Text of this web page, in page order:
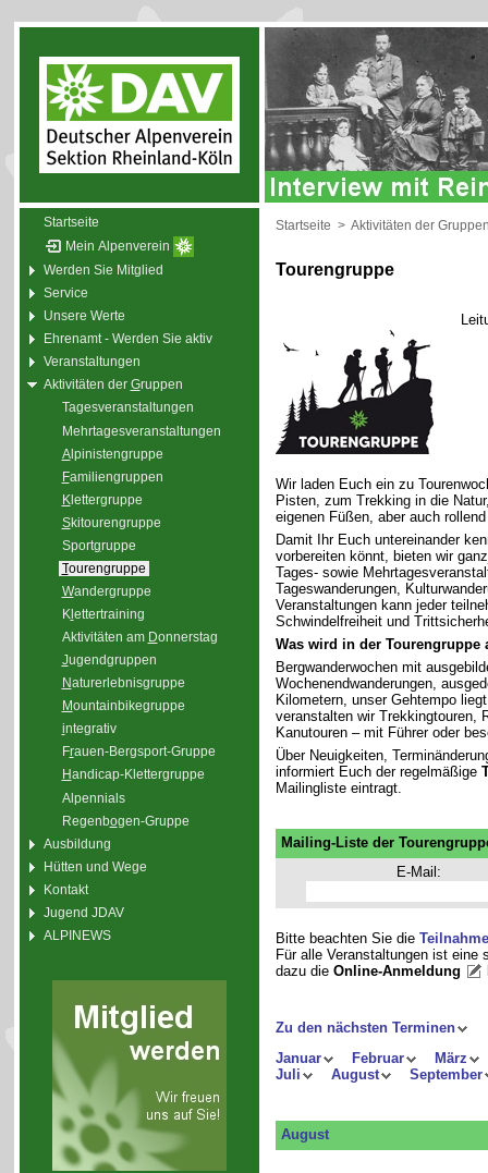
Startseite
Mein Alpenverein
Werden Sie Mitglied
Service
Unsere Werte
Ehrenamt - Werden Sie aktiv
Veranstaltungen
Aktivitäten der Gruppen
Tagesveranstaltungen
Mehrtagesveranstaltungen
Alpinistengruppe
Familiengruppen
Klettergruppe
Skitourengruppe
Sportgruppe
Tourengruppe
Wandergruppe
Kl ettertraining
Aktivitäten am Donnerstag
Jugendgruppen
Naturerlebnisgruppe
Mountainbikegruppe
integrativ
Frauen-Bergsport-Gruppe
Handicap-Klettergruppe
Alpennials
Regenbogen-Gruppe
Ausbildung
Hütten und Wege
Kontakt
Jugend JDAV
ALPINEWS
Startseite > Aktivitäten der
Tourengruppe
Wir laden Euch ein zu
Pisten, zum Trekking in die
eigenen Füßen, aber auch
Damit Ihr Euch untereinander
vorbereiten könnt, bieten wir
Tages- sowie
Tageswanderungen,
Veranstaltungen kann jeder
Schwindelfreiheit und
Was wird in der Tourengruppe
Bergwanderwochen mit
Wochenendwanderungen,
Kilometern, unser Gehtempo
veranstalten wir Trekkingtouren,
Kanutouren – mit Führer oder
Über Neuigkeiten,
informiert Euch der regelmäßige
Mailingliste eintragt.
Mailing-Liste der
E-Mail:
Bitte beachten Sie die
Für alle Veranstaltungen ist
dazu die Online-Anmeldung
Zu den nächsten Terminen
Januar
Februar
März
Juli
August September
August